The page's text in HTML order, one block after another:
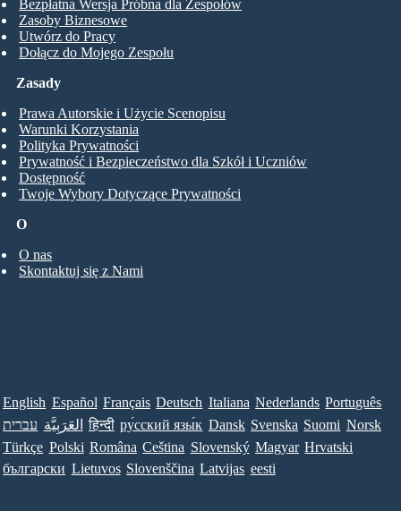
Bezpłatna Wersja Próbna dla Zespołów
Zasoby Biznesowe
Utwórz do Pracy
Dołącz do Mojego Zespołu
O
O nas
Skontaktuj się z Nami
Zasady
Prawa Autorskie i Użycie Scenopisu
Warunki Korzystania
Polityka Prywatności
Prywatność i Bezpieczeństwo dla Szkół i Uczniów
Dostępność
Twoje Wybory Dotyczące Prywatności
English Español Français Deutsch Italiana Nederlands Português
עברית العَرَبِيَّة हिन्दी ру́сский язы́к Dansk Svenska Suomi Norsk
Türkçe Polski Româna Ceština Slovenský Magyar Hrvatski
български Lietuvos Slovenščina Latvijas eesti